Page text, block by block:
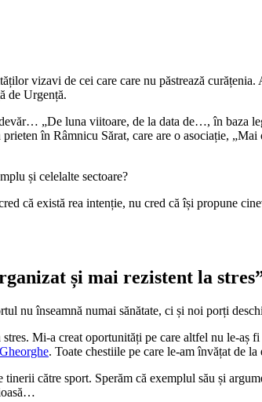
vizavi de cei care care nu păstrează
de Urgență.
„De luna viitoare, de la data de…, în baza
în Râmnicu Sărat, care are o asociație,
și celelalte sectoare?
că există rea intenție, nu cred că își propune
și mai rezistent la
nu înseamnă numai sănătate, ci și noi porți
Mi-a creat oportunități pe care altfel nu le-aș
. Toate chestiile pe care le-am învățat de
către sport. Sperăm că exemplul său și